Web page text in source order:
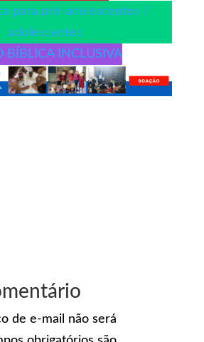
para pré-adolescentes /
adolescentes
BÍBLICA INCLUSIVA
de e-mail não será